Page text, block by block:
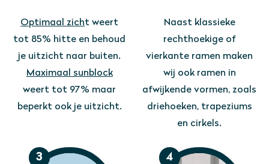
Optimaal zicht weert
tot 85% hitte en behoud
je uitzicht naar buiten.
Maximaal sunblock
weert tot 97% maar
beperkt ook je uitzicht.
Naast klassieke
rechthoekige of
vierkante ramen maken
wij ook ramen in
afwijkende vormen, zoals
driehoeken, trapeziums
en cirkels.
3 4